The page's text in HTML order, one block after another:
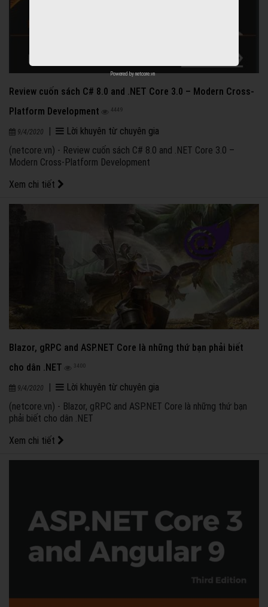
Review cuốn sách C# 8.0 and .NET Core 3.0 – Modern Cross-
Platform Development
4449
9/4/2020 |
Lời khuyên từ chuyên gia
(netcore.vn) - Review cuốn sách C# 8.0 and .NET Core 3.0 –
Modern Cross-Platform Development
Xem chi tiết
Blazor, gRPC and ASP.NET Core là những thứ bạn phải biết
cho dân .NET
3400
9/4/2020 |
Lời khuyên từ chuyên gia
(netcore.vn) - Blazor, gRPC and ASP.NET Core là những thứ bạn
phải biết cho dân .NET
Xem chi tiết
Powered bynetcore.vn